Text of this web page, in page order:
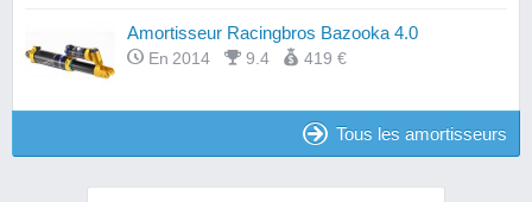
Amortisseur Racingbros Bazooka 4.0
En 2014 9.4 419 €
Tous les amortisseurs